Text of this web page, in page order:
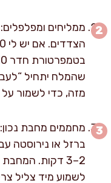
ממליחים
שהמלח יתחיל
מזה, כדי לשמור
מחממים מחבת
ברזל או נירוסטה
2–3 דקות.
לשמוע מיד צליל